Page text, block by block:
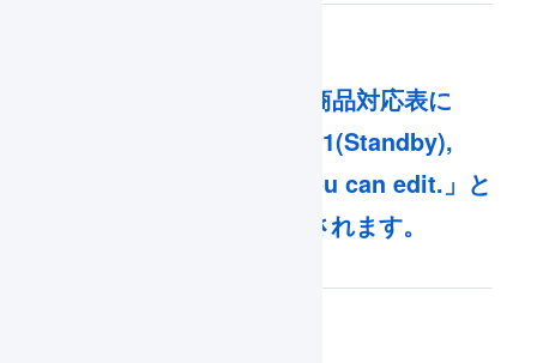
Qoo10との連携で商品対応表に
「[Trade Status] S1(Standby),
S2(Active) only you can edit.」と
いうエラーが表示されます。